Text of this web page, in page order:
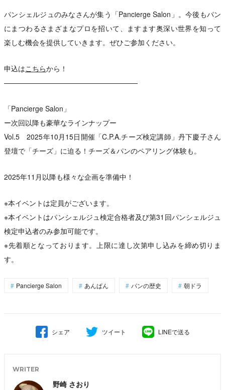
パンシェルジュのみなさんが集う「Pancierge Salon」。今後もパン
にまつわるさまざまなプロを招いて、ますます奥深い世界を知って
楽しむ機会を提供していきます。ぜひご参加ください。
申込はこちらから！
———————————————————
「Pancierge Salon」
ー次回以降も豪華なラインナップー
Vol.5 2025年10月15日開催「C.P.A.チーズ検定講師」丹下慶子さん
登壇で「チーズ」に迫る！チーズ＆パンのペアリング体験も。
2025年11月以降も様々な企画を準備中！
※本イベントは定員がございます。
※本イベントはパンシェルジュ検定合格者及び第31回パンシェルジュ
検定申込者のみ参加可能です。
※先着順となっております。上限に達し次第申し込みを締め切りま
す。
Pancierge Salon あんぱん パンの歴史 朝ドラ
シェア ツイート LINEで送る
WRITER
野崎 さおり